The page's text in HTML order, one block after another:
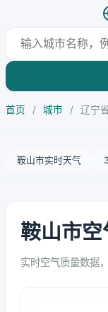
首页 / 城市 / 辽宁
鞍山市实时天气
鞍山市
实时空气质量数据